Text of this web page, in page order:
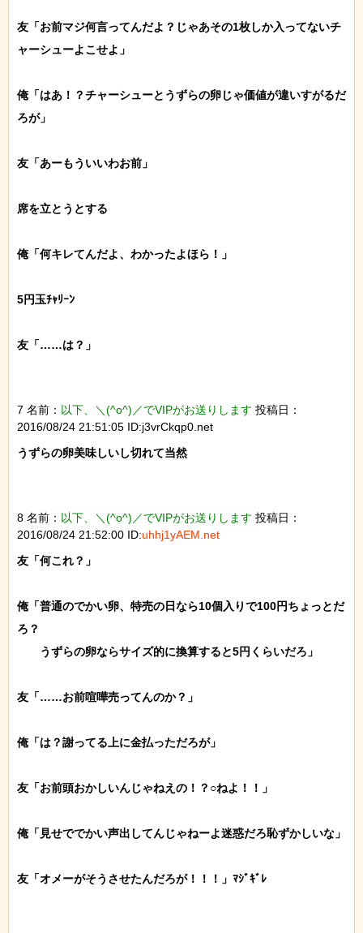
友「お前マジ何言ってんだよ？じゃあその1枚しか入ってないチ
ャーシューよこせよ」
俺「はあ！？チャーシューとうずらの卵じゃ価値が違いすがるだ
ろが」
友「あーもういいわお前」
席を立とうとする
俺「何キレてんだよ、わかったよほら！」
5円玉ﾁｬﾘｰﾝ
友「……は？」
7 名前： 以下、＼(^o^)／でVIPがお送りします 投稿日：
2016/08/24 21:51:05 ID:j3vrCkqp0.net
うずらの卵美味しいし切れて当然
8 名前： 以下、＼(^o^)／でVIPがお送りします 投稿日：
2016/08/24 21:52:00 ID:uhhj1yAEM.net
友「何これ？」
俺「普通のでかい卵、特売の日なら10個入りで100円ちょっとだ
ろ？
うずらの卵ならサイズ的に換算すると5円くらいだろ」
友「……お前喧嘩売ってんのか？」
俺「は？謝ってる上に金払っただろが」
友「お前頭おかしいんじゃねえの！？○ねよ！！」
俺「見せででかい声出してんじゃねーよ迷惑だろ恥ずかしいな」
友「オメーがそうさせたんだろが！！！」ﾏｼﾞｷﾞﾚ